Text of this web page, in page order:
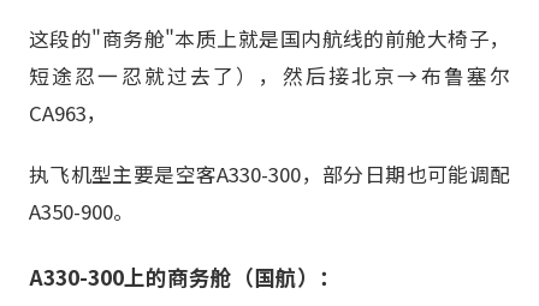
这段的"商务舱"本质上就是国内航线的前舱大椅子，
短途忍一忍就过去了），然后接北京→布鲁塞尔
CA963，
执飞机型主要是空客A330-300，部分日期也可能调配
A350-900。
A330-300上的商务舱（国航）：